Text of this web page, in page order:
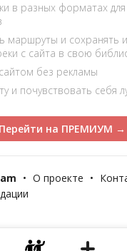
в разных форматах
маршруты и сохранять
с сайта в свою
без рекламы
и почувствовать себя
Перейти на ПРЕМИУМ →
• О проекте •